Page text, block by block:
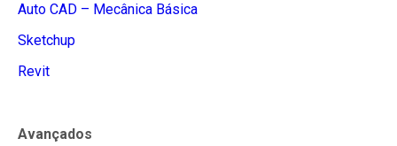
Auto CAD – Mecânica Básica
Sketchup
Revit
Avançados